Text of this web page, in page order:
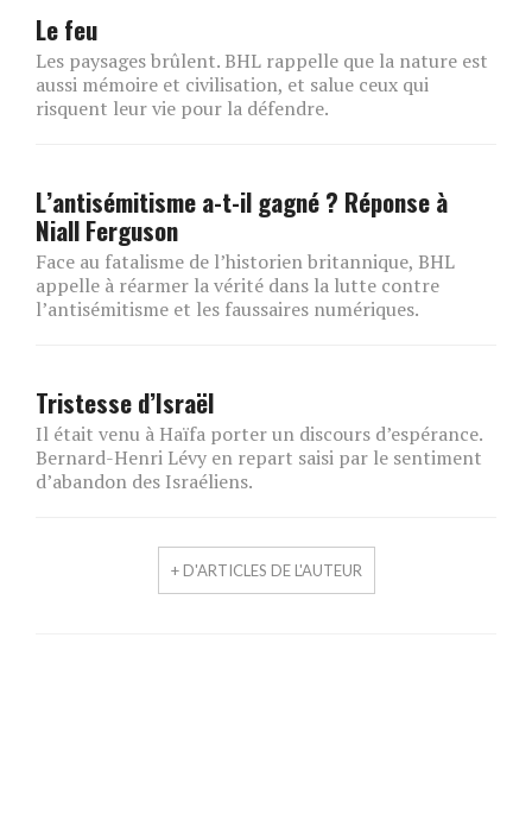
Le feu
Les paysages brûlent. BHL rappelle que la nature est
aussi mémoire et civilisation, et salue ceux qui
risquent leur vie pour la défendre.
L’antisémitisme a-t-il gagné ? Réponse à
Niall Ferguson
Face au fatalisme de l’historien britannique, BHL
appelle à réarmer la vérité dans la lutte contre
l’antisémitisme et les faussaires numériques.
Tristesse d’Israël
Il était venu à Haïfa porter un discours d’espérance.
Bernard-Henri Lévy en repart saisi par le sentiment
d’abandon des Israéliens.
+ D'ARTICLES DE L'AUTEUR